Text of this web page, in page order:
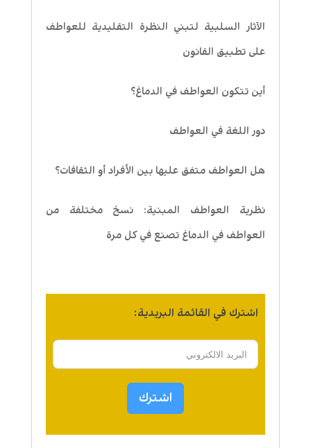
الآثار السلبية لتبني النظرة التقليدية للعواطف
على تطبيق القانون
أين تتكون العواطف في الدماغ؟
دور اللغة في العواطف
هل العواطف متفق عليها بين الأفراد أو الثقافات؟
نظرية العواطف المبنية: نسخ مختلفة من
العواطف في الدماغ تصنع في كل مرة
اشترك في القائمة البريدية:
اشترك